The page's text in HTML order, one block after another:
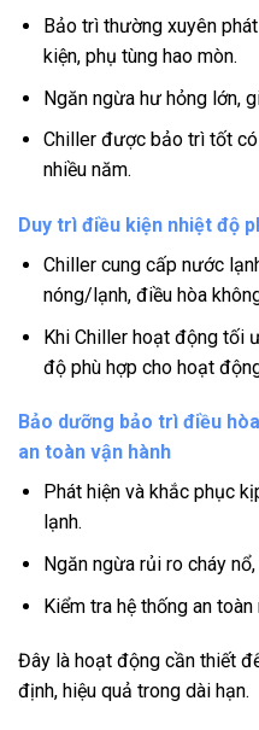
Bảo trì thường xuyên
kiện, phụ tùng hao mòn.
Ngăn ngừa hư hỏng lớn,
Chiller được bảo trì tốt
nhiều năm.
Duy trì điều kiện nhiệt độ
Chiller cung cấp nước
nóng/lạnh, điều hòa
Khi Chiller hoạt động tối
độ phù hợp cho hoạt
Bảo dưỡng bảo trì điều
an toàn vận hành
Phát hiện và khắc phục
lạnh.
Ngăn ngừa rủi ro cháy
Kiểm tra hệ thống an
Đây là hoạt động cần thiết
định, hiệu quả trong dài hạn.